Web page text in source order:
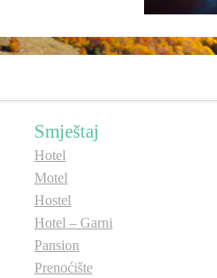
Smještaj
Hotel
Motel
Hostel
Hotel – Garni
Pansion
Prenoćište